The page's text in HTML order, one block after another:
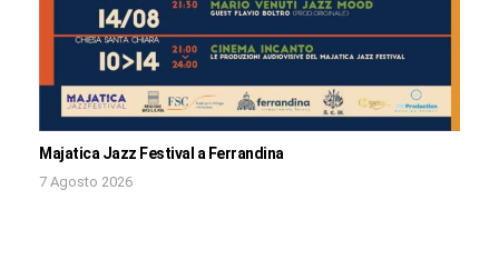
Majatica Jazz Festival a Ferrandina
7 Agosto 2026